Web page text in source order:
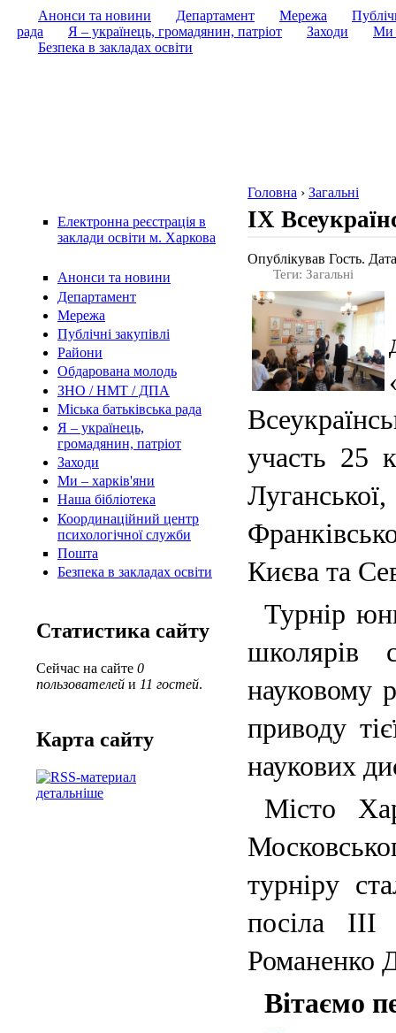
Анонси та новини Департамент Мережа
рада
Я – українець, громадянин, патріот Заходи
Ми
Безпека в закладах освіти
Електронна реєстрація в
заклади освіти м. Харкова
Анонси та новини
Департамент
Мережа
Публічні закупівлі
Райони
Обдарована молодь
ЗНО / НМТ / ДПА
Міська батьківська рада
Я – українець,
громадянин, патріот
Заходи
Ми – харків'яни
Наша бібліотека
Координаційний центр
психологічної служби
Пошта
Безпека в закладах освіти
Статистика сайту
Сейчас на сайте 0
пользователей и 11 гостей.
Карта сайту
детальніше
Головна › Загальні
IХ
Опублікував Гость.
Теги: Загальні
участь 25
Києва та
Турнір
школярів
науковому
приводу
наукових
Місто
турніру
посіла
Романенко
Вітаємо